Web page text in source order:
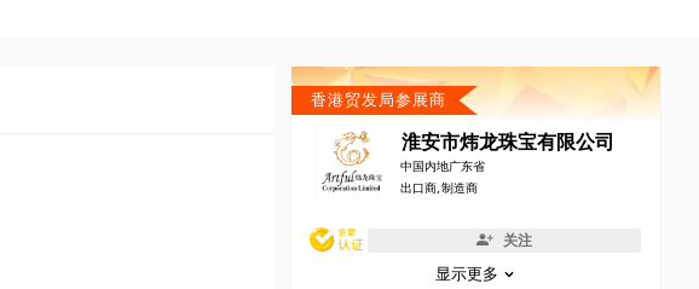
香港贸发局参展商
淮安市炜龙珠宝有限公司
中国内地广东省
出口商, 制造商
关注
显示更多